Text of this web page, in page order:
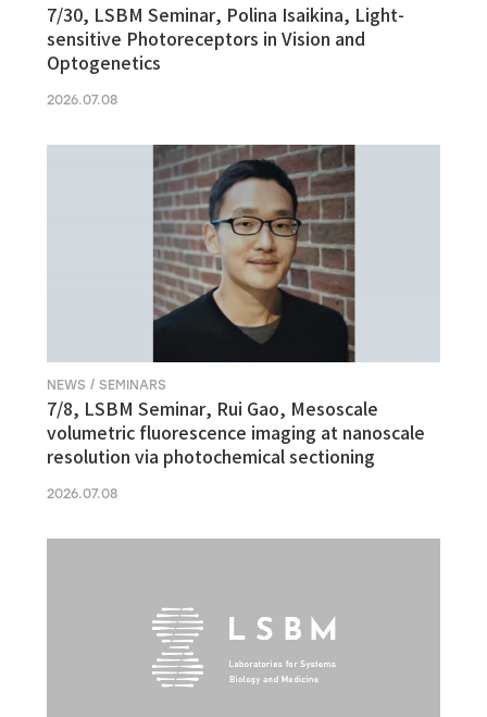
7/30, LSBM Seminar, Polina Isaikina, Light-
sensitive Photoreceptors in Vision and
Optogenetics
2026.07.08
NEWS / SEMINARS
7/8, LSBM Seminar, Rui Gao, Mesoscale
volumetric fluorescence imaging at nanoscale
resolution via photochemical sectioning
2026.07.08